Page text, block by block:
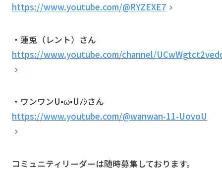
https://www.youtube.com/@RYZEXE7
・蓮兎（レント）さん
https://www.youtube.com/channel/
・ワンワンU•ω•Uﾉｼさん
https://www.youtube.com/@wanwan-11-UovoU
コミュニティリーダーは随時募集しております。